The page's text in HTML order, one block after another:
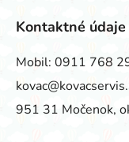
Kontaktné údaje
Mobil: 0911 768
951 31 Močenok,